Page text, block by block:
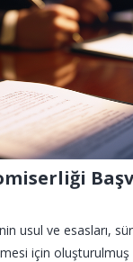
usul ve esasları,
için oluşturulmuş